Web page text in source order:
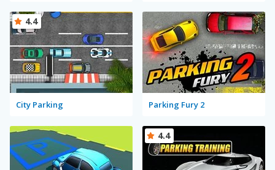
City Parking
4.4
Parking Fury 2
4.4